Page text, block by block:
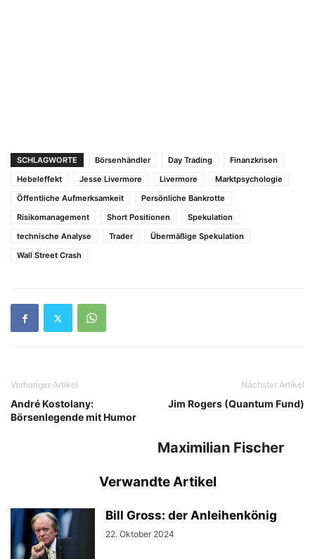
SCHLAGWORTE Börsenhändler Day Trading
Finanzkrisen
Hebeleffekt
Jesse Livermore Livermore
Marktpsychologie
Öffentliche Aufmerksamkeit
Persönliche Bankrotte
Risikomanagement
Short Positionen
Spekulation
technische Analyse
Trader
Übermäßige Spekulation
Wall Street Crash
Vorheriger Artikel
André Kostolany:
Börsenlegende mit Humor
Nächster Artikel
Jim Rogers (Quantum Fund)
Maximilian Fischer
Verwandte Artikel
Bill Gross: der Anleihenkönig
22. Oktober 2024